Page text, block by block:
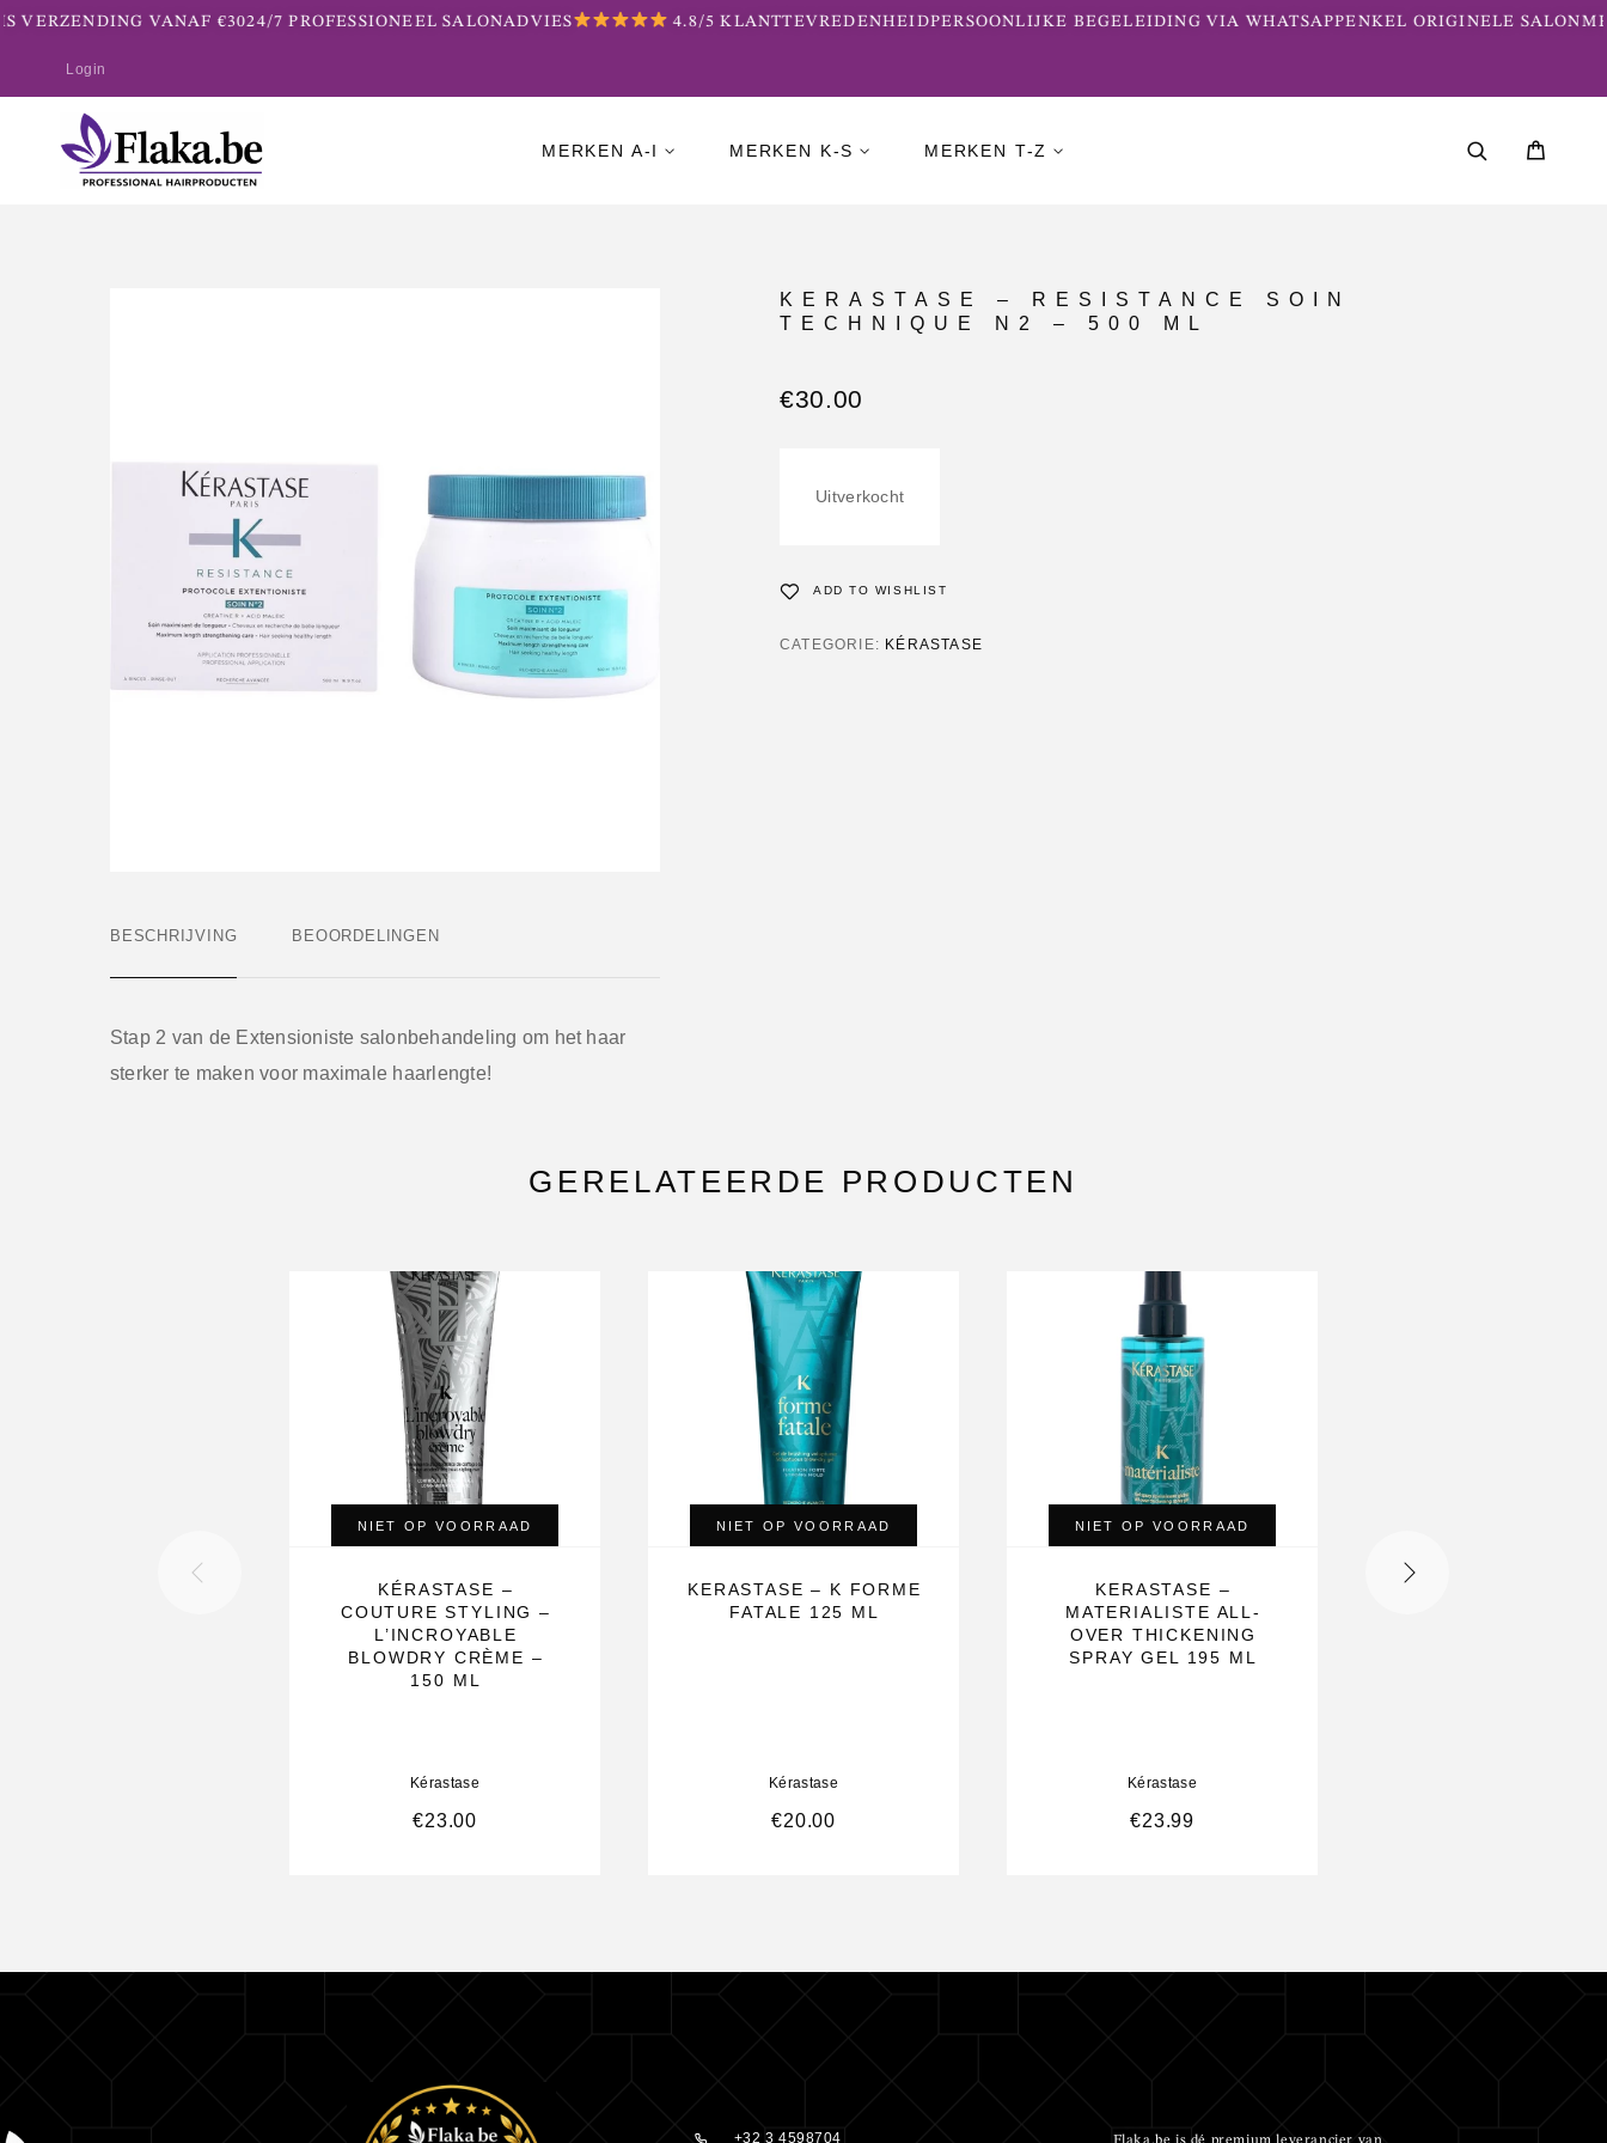
VERZENDING VANAF €3024/7 PROFESSIONEEL SALONADVIES 4.8/5 KLANTTEVREDENHEIDPERSOONLIJKE BEGELEIDING VIA WHATSAPPENKEL ORIGINELE
Login
MERKEN A-I MERKEN K-S MERKEN T-Z
BESCHRIJVING BEOORDELINGEN
Stap 2 van de Extensioniste salonbehandeling om het haar
sterker te maken voor maximale haarlengte!
KERASTASE – RESISTANCE SOIN
TECHNIQUE N2 – 500 ML
€30.00
Uitverkocht
ADD TO WISHLIST
CATEGORIE: KÉRASTASE
GERELATEERDE PRODUCTEN
NIET OP VOORRAAD
KÉRASTASE –
COUTURE STYLING –
L’INCROYABLE
BLOWDRY CRÈME –
150 ML
Kérastase
€23.00
NIET OP VOORRAAD
KERASTASE – K FORME
FATALE 125 ML
Kérastase
€20.00
NIET OP VOORRAAD
KERASTASE –
MATERIALISTE ALL-
OVER THICKENING
SPRAY GEL 195 ML
Kérastase
€23.99
+32 3 4598704 Flaka.be is dé premium leverancier van